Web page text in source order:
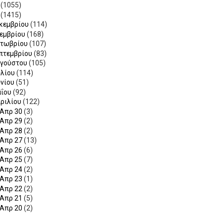
(1055)
(1415)
(114)
(168)
(107)
(83)
(105)
(114)
(51)
(92)
(122)
Απρ 30(3)
Απρ 29(2)
Απρ 28(2)
Απρ 27(13)
Απρ 26(6)
Απρ 25(7)
Απρ 24(2)
Απρ 23(1)
Απρ 22(2)
Απρ 21(5)
Απρ 20(2)